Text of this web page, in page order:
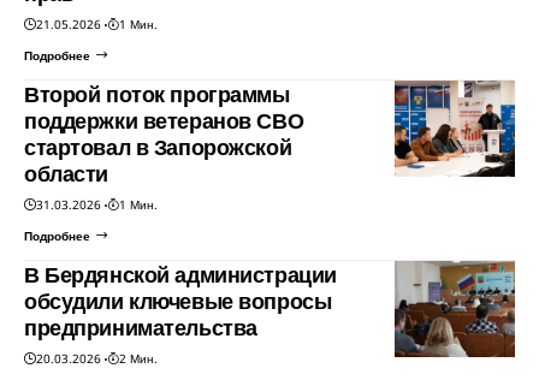
21.05.2026
1 Мин.
Подробнее
Второй поток программы
поддержки ветеранов СВО
стартовал в Запорожской
области
31.03.2026
1 Мин.
Подробнее
В Бердянской администрации
обсудили ключевые вопросы
предпринимательства
20.03.2026
2 Мин.